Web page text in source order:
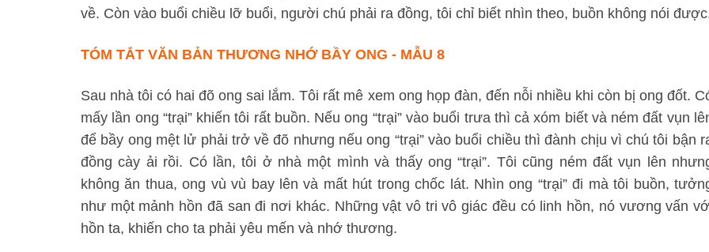
về. Còn vào buổi chiều lỡ buổi, người chú phải ra đồng, tôi chỉ biết nhìn theo, buồn không nói
TÓM TẮT VĂN BẢN THƯƠNG NHỚ BẦY ONG - MẪU 8
Sau nhà tôi có hai đõ ong sai lắm. Tôi rất mê xem ong họp đàn, đến nỗi nhiều khi còn bị ong đốt.
mấy lần ong “trại” khiến tôi rất buồn. Nếu ong “trại” vào buổi trưa thì cả xóm biết và ném đất vụn
để bầy ong mệt lử phải trở về đõ nhưng nếu ong “trại” vào buổi chiều thì đành chịu vì chú tôi bận
đồng cày ải rồi. Có lần, tôi ở nhà một mình và thấy ong “trại”. Tôi cũng ném đất vụn lên
không ăn thua, ong vù vù bay lên và mất hút trong chốc lát. Nhìn ong “trại” đi mà tôi buồn,
như một mảnh hồn đã san đi nơi khác. Những vật vô tri vô giác đều có linh hồn, nó vương vấn
hồn ta, khiến cho ta phải yêu mến và nhớ thương.